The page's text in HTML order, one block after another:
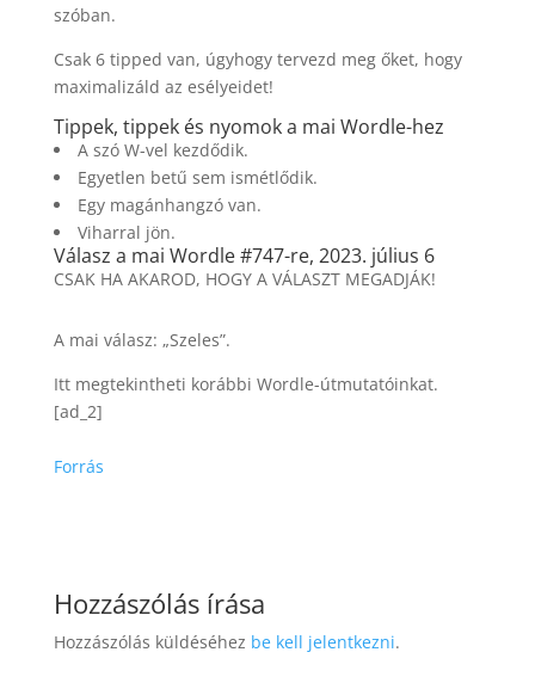
szóban.
Csak 6 tipped van, úgyhogy tervezd meg őket, hogy
maximalizáld az esélyeidet!
Tippek, tippek és nyomok a mai Wordle-hez
A szó W-vel kezdődik.
Egyetlen betű sem ismétlődik.
Egy magánhangzó van.
Viharral jön.
Válasz a mai Wordle #747-re, 2023. július 6
CSAK HA AKAROD, HOGY A VÁLASZT MEGADJÁK!
A mai válasz: „Szeles”.
Itt megtekintheti korábbi Wordle-útmutatóinkat.
[ad_2]
Forrás
Hozzászólás írása
Hozzászólás küldéséhez be kell jelentkezni.